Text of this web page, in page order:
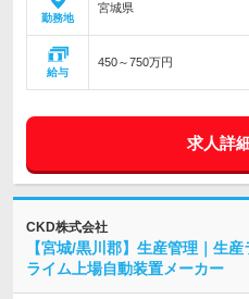
勤務地
宮城県
給与
450～750万円
求人詳
CKD株式会社
【宮城/黒川郡】生産管理｜生
ライム上場自動装置メーカー